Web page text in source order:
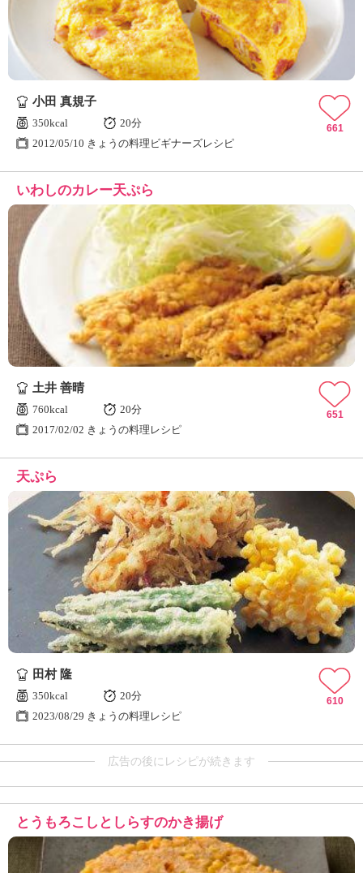
小田 真規子
350kcal
20分
2012/05/10 きょうの料理ビギナーズレシピ
661
いわしのカレー天ぷら
土井 善晴
760kcal
20分
2017/02/02 きょうの料理レシピ
651
天ぷら
田村 隆
350kcal
20分
2023/08/29 きょうの料理レシピ
610
広告の後にレシピが続きます
とうもろこしとしらすのかき揚げ